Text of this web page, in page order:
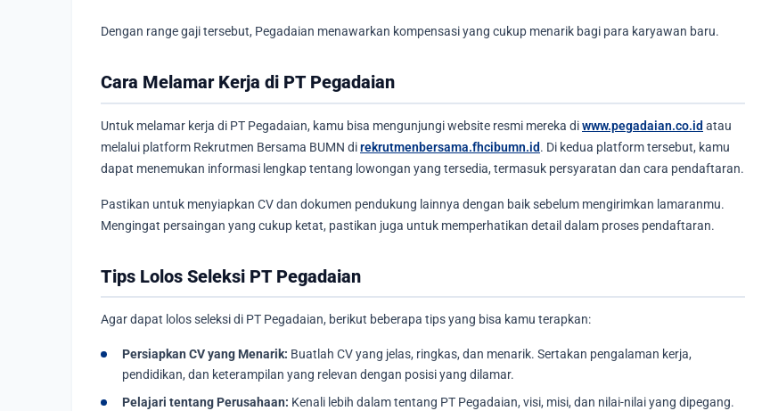
Dengan range gaji tersebut, Pegadaian menawarkan kompensasi yang cukup menarik bagi para karyawan baru.
Cara Melamar Kerja di PT Pegadaian
Untuk melamar kerja di PT Pegadaian, kamu bisa mengunjungi website resmi mereka diwww.pegadaian.co.id atau
melalui platform Rekrutmen Bersama BUMN direkrutmenbersama.fhcibumn.id. Di kedua platform tersebut, kamu
dapat menemukan informasi lengkap tentang lowongan yang tersedia, termasuk persyaratan dan cara pendaftaran.
Pastikan untuk menyiapkan CV dan dokumen pendukung lainnya dengan baik sebelum mengirimkan lamaranmu.
Mengingat persaingan yang cukup ketat, pastikan juga untuk memperhatikan detail dalam proses pendaftaran.
Tips Lolos Seleksi PT Pegadaian
Agar dapat lolos seleksi di PT Pegadaian, berikut beberapa tips yang bisa kamu terapkan:
Persiapkan CV yang Menarik: Buatlah CV yang jelas, ringkas, dan menarik. Sertakan pengalaman kerja,
pendidikan, dan keterampilan yang relevan dengan posisi yang dilamar.
Pelajari tentang Perusahaan: Kenali lebih dalam tentang PT Pegadaian, visi, misi, dan nilai-nilai yang dipegang.